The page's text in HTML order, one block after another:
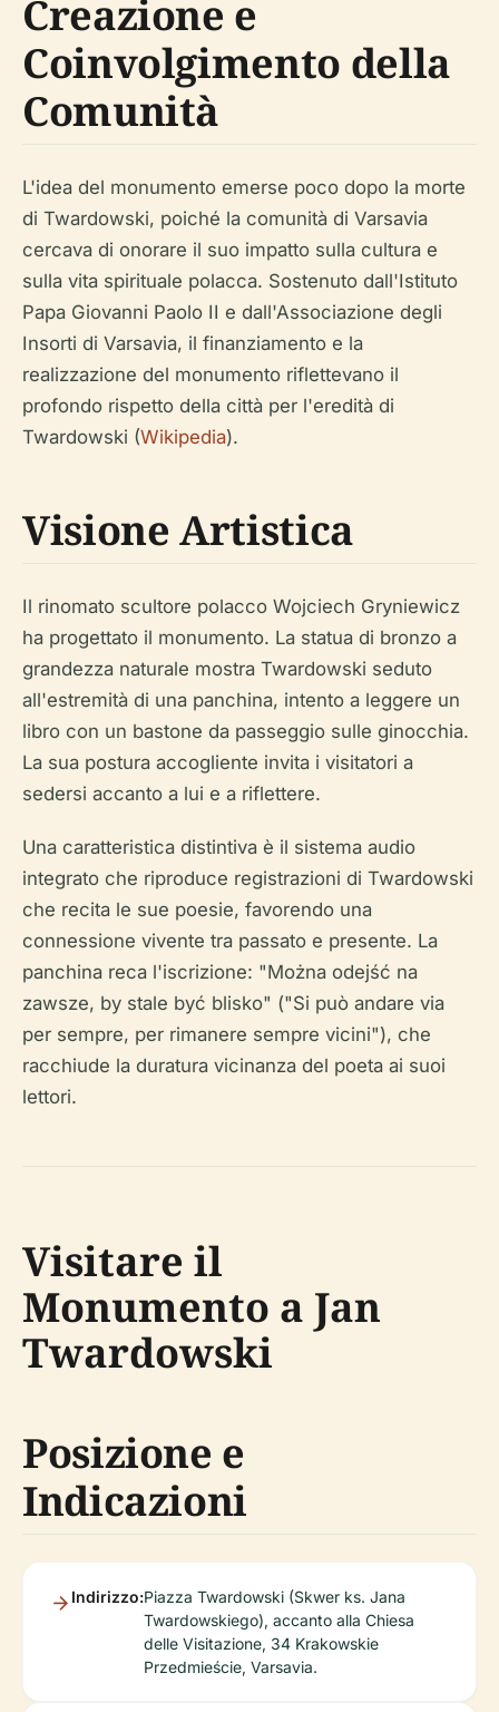
Creazione e
Coinvolgimento della
Comunità
L'idea del monumento emerse poco dopo la morte
di Twardowski, poiché la comunità di Varsavia
cercava di onorare il suo impatto sulla cultura e
sulla vita spirituale polacca. Sostenuto dall'Istituto
Papa Giovanni Paolo II e dall'Associazione degli
Insorti di Varsavia, il finanziamento e la
realizzazione del monumento riflettevano il
profondo rispetto della città per l'eredità di
Twardowski (Wikipedia).
Visione Artistica
Il rinomato scultore polacco Wojciech Gryniewicz
ha progettato il monumento. La statua di bronzo a
grandezza naturale mostra Twardowski seduto
all'estremità di una panchina, intento a leggere un
libro con un bastone da passeggio sulle ginocchia.
La sua postura accogliente invita i visitatori a
sedersi accanto a lui e a riflettere.
Una caratteristica distintiva è il sistema audio
integrato che riproduce registrazioni di Twardowski
che recita le sue poesie, favorendo una
connessione vivente tra passato e presente. La
panchina reca l'iscrizione: "Można odejść na
zawsze, by stale być blisko" ("Si può andare via
per sempre, per rimanere sempre vicini"), che
racchiude la duratura vicinanza del poeta ai suoi
lettori.
Visitare il
Monumento a Jan
Twardowski
Posizione e
Indicazioni
Indirizzo:Piazza Twardowski (Skwer ks. Jana
Twardowskiego), accanto alla Chiesa
delle Visitazione, 34 Krakowskie
Przedmieście, Varsavia.